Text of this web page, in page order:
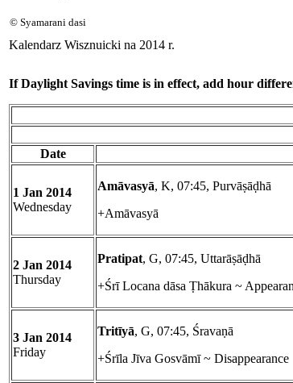
© Syamarani dasi
Kalendarz Wisznuicki na 2014 r.
If Daylight Savings time is in effect, add hour
Date
1 Jan 2014
Wednesday
Amāvasyā, K, 07:45, Purvāṣāḍhā
+Amāvasyā
2 Jan 2014
Thursday
Pratipat, G, 07:45, Uttarāṣāḍhā
+Śrī Locana dāsa Ṭhākura ~
3 Jan 2014
Friday
Tritīyā, G, 07:45, Śravaṇā
+Śrīla Jīva Gosvāmī ~ Disappearance